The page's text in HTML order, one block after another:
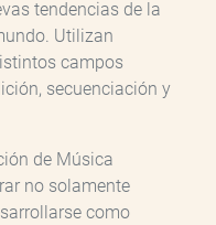
tendencias de la
Utilizan
campos
secuenciación y
de Música
no solamente
como